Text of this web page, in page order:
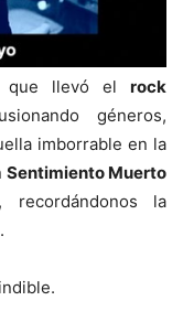
que llevó el rock
géneros,
imborrable en la
Sentimiento Muerto
recordándonos la